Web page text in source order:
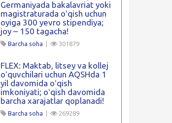
Germaniyada bakalavriat yoki
magistraturada oʻqish uchun
oyiga 300 yevro stipendiya;
joy – 150 tagacha!
Barcha soha 301879
FLEX: Maktab, litsey va kollej
oʻquvchilari uchun AQSHda 1
yil davomida oʻqish
imkoniyati; oʻqish davomida
barcha xarajatlar qoplanadi!
Barcha soha 269289